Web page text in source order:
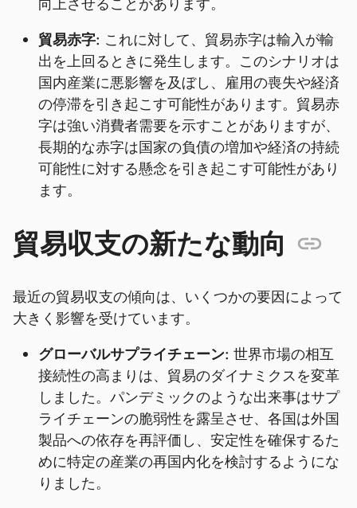
貿易赤字: これに対して、貿易赤字は輸入が輸
出を上回るときに発生します。このシナリオは
国内産業に悪影響を及ぼし、雇用の喪失や経済
の停滞を引き起こす可能性があります。貿易赤
字は強い消費者需要を示すことがありますが、
長期的な赤字は国家の負債の増加や経済の持続
可能性に対する懸念を引き起こす可能性があり
ます。
貿易収支の新たな動向
最近の貿易収支の傾向は、いくつかの要因によって
大きく影響を受けています。
グローバルサプライチェーン: 世界市場の相互
接続性の高まりは、貿易のダイナミクスを変革
しました。パンデミックのような出来事はサプ
ライチェーンの脆弱性を露呈させ、各国は外国
製品への依存を再評価し、安定性を確保するた
めに特定の産業の再国内化を検討するようにな
りました。